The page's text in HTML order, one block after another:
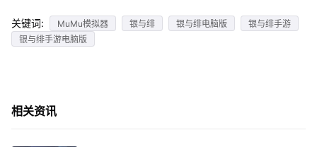
关键词: MuMu模拟器 银与绯 银与绯电脑版
银与绯手游
银与绯手游电脑版
相关资讯